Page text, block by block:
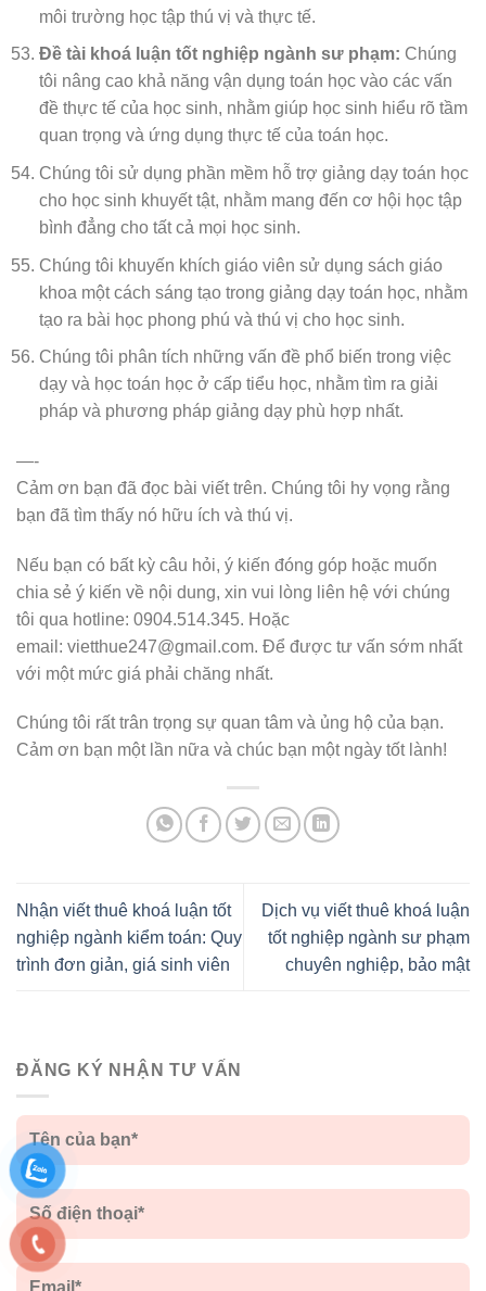
môi trường học tập thú vị và thực tế.
Đề tài khoá luận tốt nghiệp ngành sư phạm: Chúng
tôi nâng cao khả năng vận dụng toán học vào các vấn
đề thực tế của học sinh, nhằm giúp học sinh hiểu rõ tầm
quan trọng và ứng dụng thực tế của toán học.
Chúng tôi sử dụng phần mềm hỗ trợ giảng dạy toán học
cho học sinh khuyết tật, nhằm mang đến cơ hội học tập
bình đẳng cho tất cả mọi học sinh.
Chúng tôi khuyến khích giáo viên sử dụng sách giáo
khoa một cách sáng tạo trong giảng dạy toán học, nhằm
tạo ra bài học phong phú và thú vị cho học sinh.
Chúng tôi phân tích những vấn đề phổ biến trong việc
dạy và học toán học ở cấp tiểu học, nhằm tìm ra giải
pháp và phương pháp giảng dạy phù hợp nhất.
—-
Cảm ơn bạn đã đọc bài viết trên. Chúng tôi hy vọng rằng
bạn đã tìm thấy nó hữu ích và thú vị.
Nếu bạn có bất kỳ câu hỏi, ý kiến đóng góp hoặc muốn
chia sẻ ý kiến về nội dung, xin vui lòng liên hệ với chúng
tôi qua hotline: 0904.514.345. Hoặc
email: vietthue247@gmail.com. Để được tư vấn sớm nhất
với một mức giá phải chăng nhất.
Chúng tôi rất trân trọng sự quan tâm và ủng hộ của bạn.
Cảm ơn bạn một lần nữa và chúc bạn một ngày tốt lành!
Nhận viết thuê khoá luận tốt
nghiệp ngành kiểm toán: Quy
trình đơn giản, giá sinh viên
Dịch vụ viết thuê khoá luận
tốt nghiệp ngành sư phạm
chuyên nghiệp, bảo mật
ĐĂNG KÝ NHẬN TƯ VẤN